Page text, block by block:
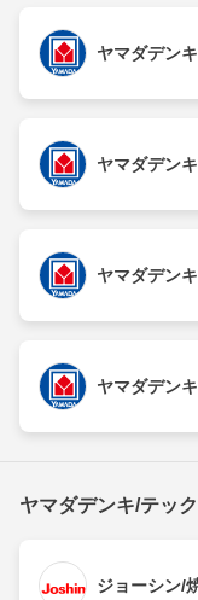
ヤマダデン
ヤマダデン
ヤマダデン
ヤマダデン
ヤマダデンキ/テッ
ジョーシン/